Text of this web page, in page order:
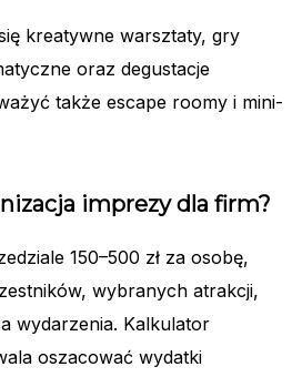
kreatywne warsztaty, gry
oraz degustacje
także escape roomy i mini-
imprezy dla firm?
150–500 zł za osobę,
wybranych atrakcji,
wydarzenia. Kalkulator
oszacować wydatki